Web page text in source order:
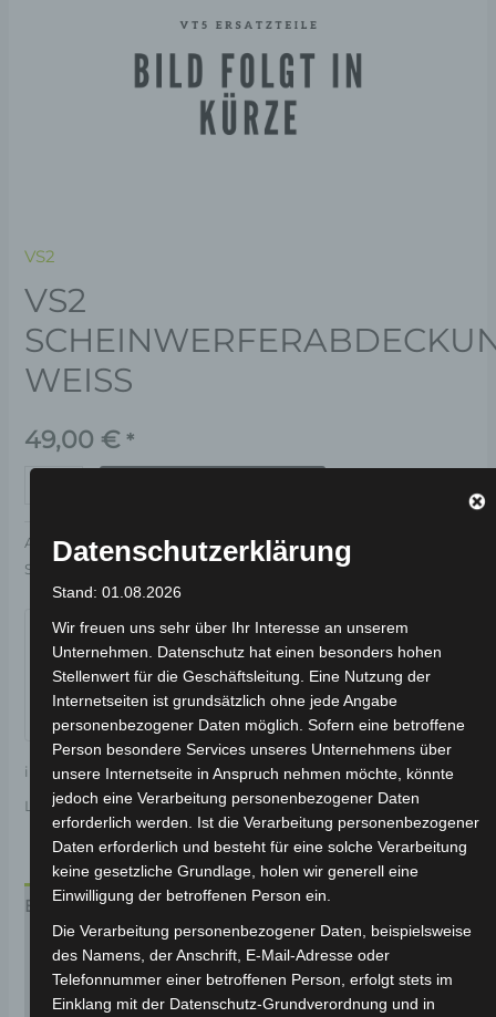
VS2
VS2
WEISS
49,00 € *
Artikelnummer: 3M301-6008A-03 Kategorie:
Schlagwort:
inkl. 19 % MwSt.Kostenloser Versand
Lieferzeit: Versandfertig innerhalb 24 Stunden*
Beschreibung
Produktsicherheit
Rezensionen (0)
Datenschutzerklärung
Stand: 01.08.2026
Wir freuen uns sehr über Ihr Interesse an unserem
Unternehmen. Datenschutz hat einen besonders hohen
Stellenwert für die Geschäftsleitung. Eine Nutzung der
Internetseiten ist grundsätzlich ohne jede Angabe
personenbezogener Daten möglich. Sofern eine betroffene
Person besondere Services unseres Unternehmens über
unsere Internetseite in Anspruch nehmen möchte, könnte
jedoch eine Verarbeitung personenbezogener Daten
erforderlich werden. Ist die Verarbeitung personenbezogener
Daten erforderlich und besteht für eine solche Verarbeitung
keine gesetzliche Grundlage, holen wir generell eine
Einwilligung der betroffenen Person ein.
Die Verarbeitung personenbezogener Daten, beispielsweise
des Namens, der Anschrift, E-Mail-Adresse oder
Telefonnummer einer betroffenen Person, erfolgt stets im
Einklang mit der Datenschutz-Grundverordnung und in